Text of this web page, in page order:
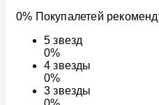
0% Покупалетей
5звезд
0%
4звезды
0%
3звезды